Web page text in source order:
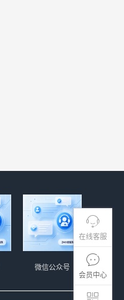
在线客服
会员中心
微信公众号